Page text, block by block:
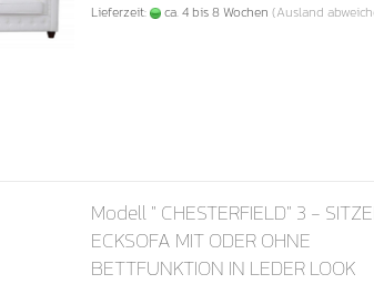
Lieferzeit: ca. 4 bis 8 Wochen (Ausland
Modell " CHESTERFIELD" 3 -
ECKSOFA MIT ODER OHNE
BETTFUNKTION IN LEDER LOOK